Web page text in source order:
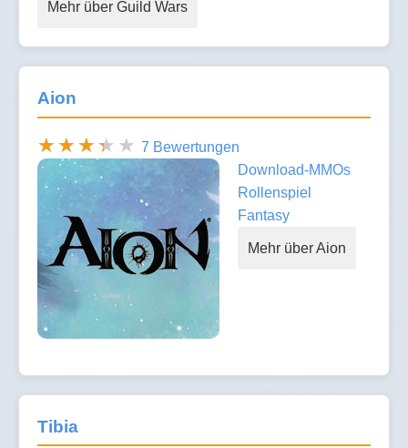
Mehr über Guild Wars
Aion
7 Bewertungen
Download-MMOs
Rollenspiel
Fantasy
Mehr über Aion
Tibia